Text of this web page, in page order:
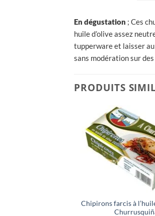
En dégustation ; Ces
huile d’olive assez
tupperware et laisser
sans modération sur
PRODUITS
Chipirons farcis à